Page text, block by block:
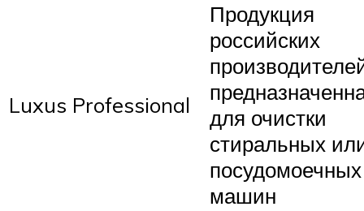
Luxus Professional
Продукция
российских
для очистки
стиральных
посудомоечных
машин